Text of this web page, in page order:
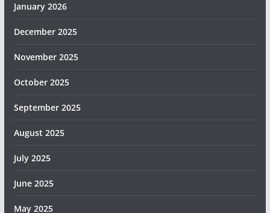
January 2026
December 2025
November 2025
October 2025
September 2025
August 2025
July 2025
June 2025
May 2025